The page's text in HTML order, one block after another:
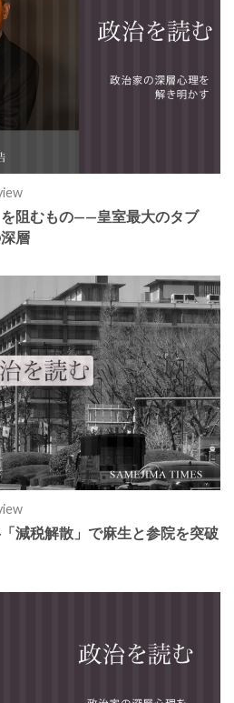
阻むもの——皇室最大のタブ
層
減税解散」で麻生と参院を突破